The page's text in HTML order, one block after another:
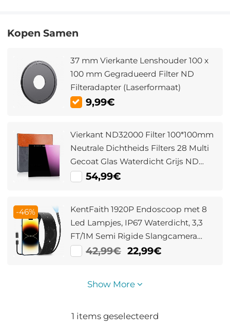
Kopen Samen
37 mm Vierkante Lenshouder 100 x
100 mm Gegradueerd Filter ND
Filteradapter (Laserformaat)
9,99€
Vierkant ND32000 Filter 100*100mm
Neutrale Dichtheids Filters 28 Multi
Gecoat Glas Waterdicht Grijs ND
Filter Nano Xcel Serie
54,99€
-46%
KentFaith 1920P Endoscoop met 8
Led Lampjes, IP67 Waterdicht, 3,3
FT/1M Semi Rigide Slangcamera
voor iPhone en Android
42,99€ 22,99€
Show More
1 items geselecteerd